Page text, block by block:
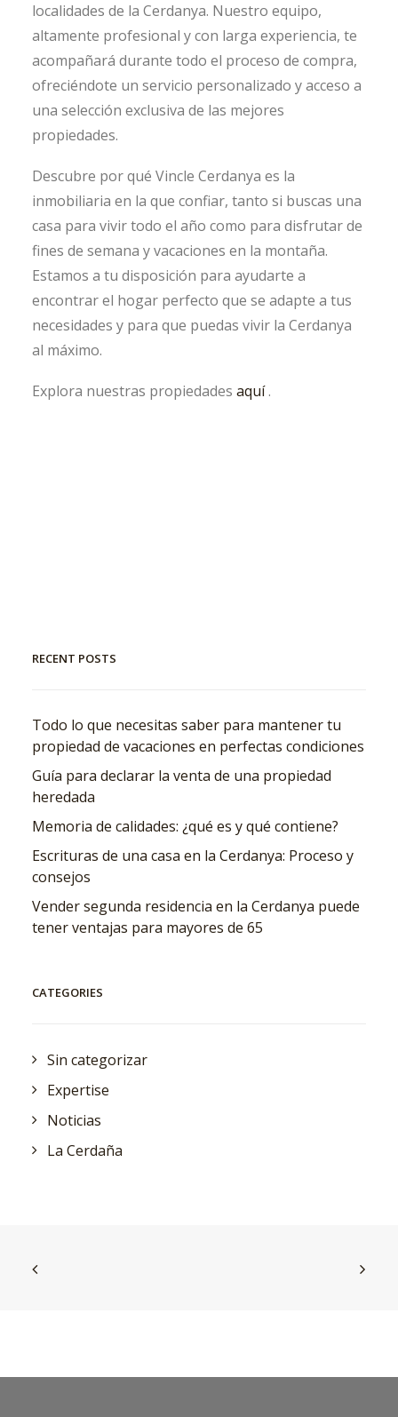
localidades de la Cerdanya. Nuestro equipo,
altamente profesional y con larga experiencia, te
acompañará durante todo el proceso de compra,
ofreciéndote un servicio personalizado y acceso a
una selección exclusiva de las mejores
propiedades.
Descubre por qué Vincle Cerdanya es la
inmobiliaria en la que confiar, tanto si buscas una
casa para vivir todo el año como para disfrutar de
fines de semana y vacaciones en la montaña.
Estamos a tu disposición para ayudarte a
encontrar el hogar perfecto que se adapte a tus
necesidades y para que puedas vivir la Cerdanya
al máximo.
Explora nuestras propiedades aquí.
RECENT POSTS
Todo lo que necesitas saber para mantener tu
propiedad de vacaciones en perfectas condiciones
Guía para declarar la venta de una propiedad
heredada
Memoria de calidades: ¿qué es y qué contiene?
Escrituras de una casa en la Cerdanya: Proceso y
consejos
Vender segunda residencia en la Cerdanya puede
tener ventajas para mayores de 65
CATEGORIES
Sin categorizar
Expertise
Noticias
La Cerdaña